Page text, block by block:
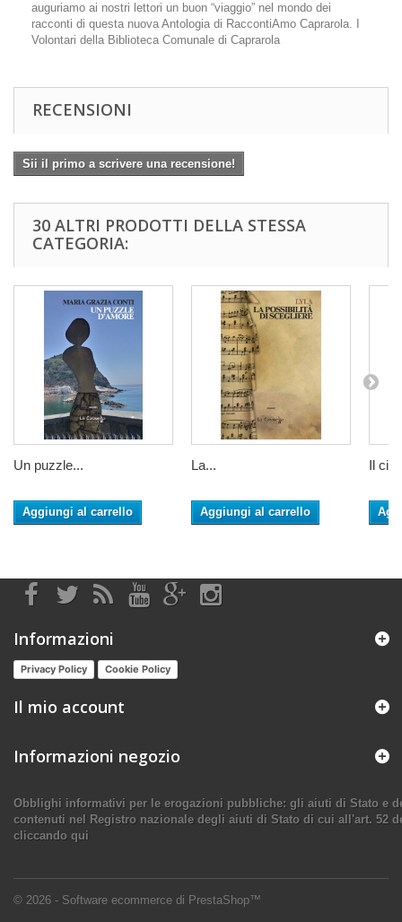
auguriamo ai nostri lettori un buon “viaggio” nel mondo dei
racconti di questa nuova Antologia di RaccontiAmo Caprarola. I
Volontari della Biblioteca Comunale di Caprarola
RECENSIONI
Sii il primo a scrivere una recensione!
30 ALTRI PRODOTTI DELLA STESSA
CATEGORIA:
Un puzzle...
Aggiungi al carrello
La...
Aggiungi al carrello
Il
Informazioni
Privacy Policy Cookie Policy
© 2026 - Software ecommerce di PrestaShop™
Il mio account
Informazioni negozio
Obblighi informativi per le erogazioni pubbliche: gli aiuti di Stato e
contenuti nel Registro nazionale degli aiuti di Stato di cui all'art. 52
cliccando qui